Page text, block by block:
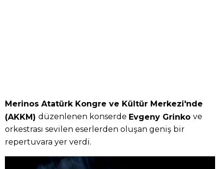
Merinos Atatürk Kongre ve Kültür Merkezi'nde
(AKKM) düzenlenen konserde Evgeny Grinko ve
orkestrası sevilen eserlerden oluşan geniş bir
repertuvara yer verdi.